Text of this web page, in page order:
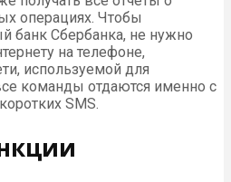
операциях. Чтобы
банк Сбербанка, не нужно
на телефоне,
используемой для
команды отдаются именно с
SMS.